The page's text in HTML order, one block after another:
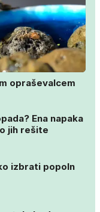
opraševalcem
Ena napaka
jih rešite
izbrati popoln